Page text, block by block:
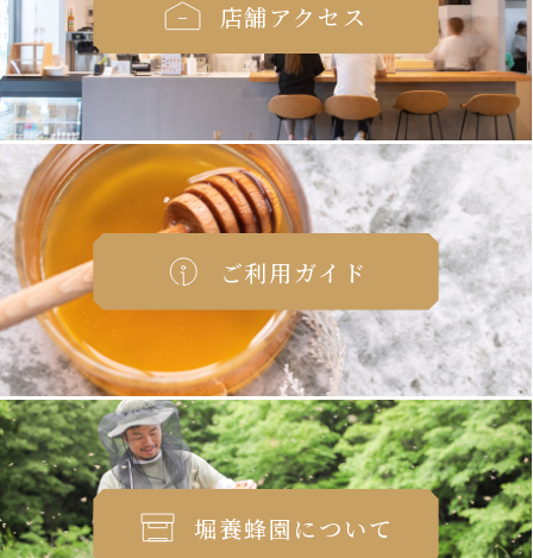
店舗アクセス
ご利用ガイド
堀養蜂園について